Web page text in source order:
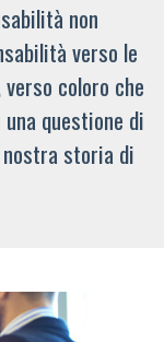
non
verso le
coloro che
questione di
storia di